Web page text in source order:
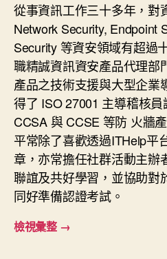
從事資訊工作三十多年，對
Network Security, Endpoint
Security 等資安領域有超過
職精誠資訊資安產品代理部
產品之技術支援與大型企業
得了 ISO 27001 主導稽核
CCSA 與 CCSE 等防 火牆
平常除了喜歡透過ITHelp平
章，亦常擔任社群活動主辦
聯誼及共好學習，並協助對
同好準備認證考試。
檢視彙整 →